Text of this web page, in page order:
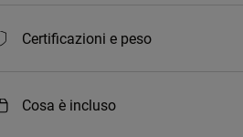
Certificazioni e peso
Cosa è incluso